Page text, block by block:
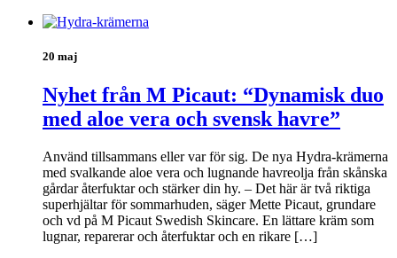
20 maj
Nyhet från M Picaut: “Dynamisk duo
med aloe vera och svensk havre”
Använd tillsammans eller var för sig. De nya Hydra-krämerna
med svalkande aloe vera och lugnande havreolja från skånska
gårdar återfuktar och stärker din hy. – Det här är två riktiga
superhjältar för sommarhuden, säger Mette Picaut, grundare
och vd på M Picaut Swedish Skincare. En lättare kräm som
lugnar, reparerar och återfuktar och en rikare […]